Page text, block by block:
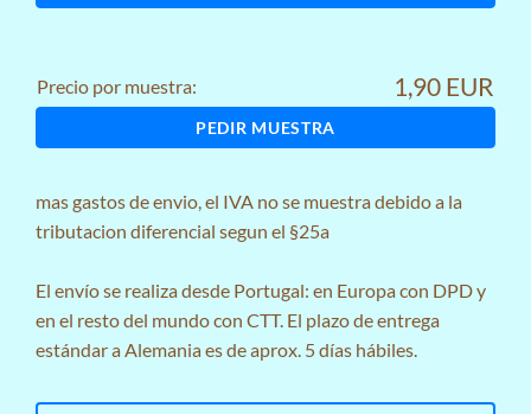
Precio por muestra: 1,90 EUR
PEDIR MUESTRA
masgastos de envio, el IVA no se muestra debido a la
tributacion diferencial segun el §25a
El envío se realiza desde Portugal: en Europa con DPD y
en el resto del mundo con CTT. El plazo de entrega
estándar a Alemania es de aprox. 5 días hábiles.